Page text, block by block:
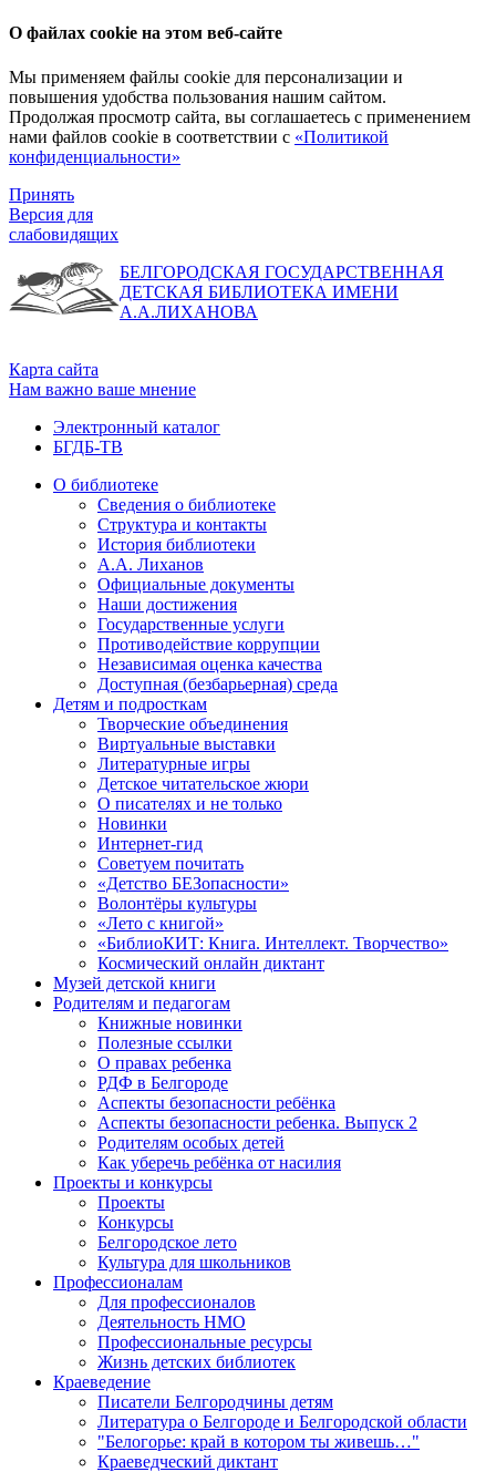
О файлах cookie на этом веб-сайте
Мы применяем файлы cookie для персонализации и
повышения удобства пользования нашим сайтом.
Продолжая просмотр сайта, вы соглашаетесь с применением
нами файлов cookie в соответствии с «Политикой
конфиденциальности»
Принять
Версия для
слабовидящих
БЕЛГОРОДСКАЯ ГОСУДАРСТВЕННАЯ
ДЕТСКАЯ БИБЛИОТЕКА ИМЕНИ
А.А.ЛИХАНОВА
Карта сайта
Нам важно ваше мнение
Электронный каталог
БГДБ-ТВ
О библиотеке
Сведения о библиотеке
Структура и контакты
История библиотеки
А.А. Лиханов
Официальные документы
Наши достижения
Государственные услуги
Противодействие коррупции
Независимая оценка качества
Доступная (безбарьерная) среда
Детям и подросткам
Творческие объединения
Виртуальные выставки
Литературные игры
Детское читательское жюри
О писателях и не только
Новинки
Интернет-гид
Советуем почитать
«Детство БЕЗопасности»
Волонтёры культуры
«Лето с книгой»
«БиблиоКИТ: Книга. Интеллект. Творчество»
Космический онлайн диктант
Музей детской книги
Родителям и педагогам
Книжные новинки
Полезные ссылки
О правах ребенка
РДФ в Белгороде
Аспекты безопасности ребёнка
Аспекты безопасности ребенка. Выпуск 2
Родителям особых детей
Как уберечь ребёнка от насилия
Проекты и конкурсы
Проекты
Конкурсы
Белгородское лето
Культура для школьников
Профессионалам
Для профессионалов
Деятельность НМО
Профессиональные ресурсы
Жизнь детских библиотек
Краеведение
Писатели Белгородчины детям
Литература о Белгороде и Белгородской области
"Белогорье: край в котором ты живешь…"
Краеведческий диктант